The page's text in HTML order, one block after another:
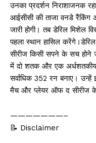
उनका प्रदर्शन निराशाजनक
आईसीसी की ताजा वनडे रैंकिंग
जारी होगी। तब डेरिल मिशेल
पहला स्थान हासिल
सीरीज किसी सपने के सच होने
में दो शतक और एक अर्धशतकीय
सर्वाधिक 352 रन बनाए।
मैच और प्लेयर ऑफ द सीरीज के
———————–
📝 Disclaimer